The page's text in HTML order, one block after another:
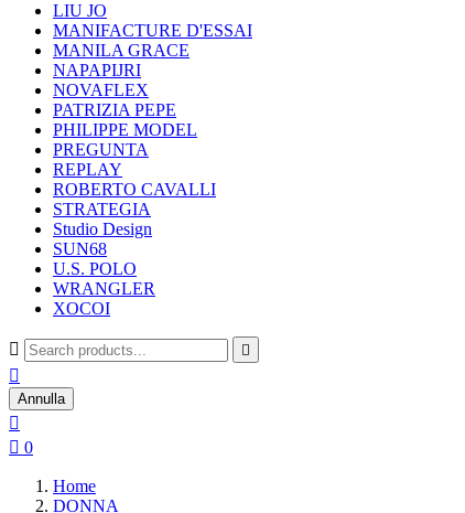
LIU JO
MANIFACTURE D'ESSAI
MANILA GRACE
NAPAPIJRI
NOVAFLEX
PATRIZIA PEPE
PHILIPPE MODEL
PREGUNTA
REPLAY
ROBERTO CAVALLI
STRATEGIA
Studio Design
SUN68
U.S. POLO
WRANGLER
XOCOI
 

Annulla

 0
Home
DONNA